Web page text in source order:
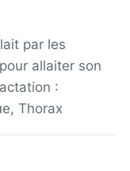
par les
allaiter son
:
Thorax